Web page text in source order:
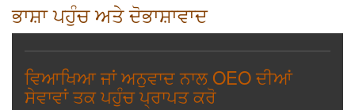
ਭਾਸ਼ਾ ਪਹੁੰਚ ਅਤੇ ਦੋਭਾਸ਼ਾਵਾਦ
ਵਿਆਖਿਆ ਜਾਂ ਅਨੁਵਾਦ ਨਾਲOEOਦੀਆਂ
ਸੇਵਾਵਾਂ ਤਕ ਪਹੁੰਚ ਪ੍ਰਾਪਤ ਕਰੋ